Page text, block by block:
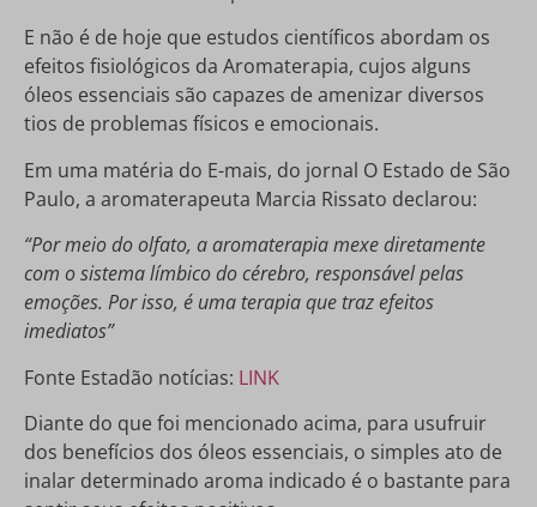
E não é de hoje que estudos científicos abordam os
efeitos fisiológicos da Aromaterapia, cujos alguns
óleos essenciais são capazes de amenizar diversos
tios de problemas físicos e emocionais.
Em uma matéria do E-mais, do jornal O Estado de São
Paulo, a aromaterapeuta Marcia Rissato declarou:
“Por meio do olfato, a aromaterapia mexe diretamente
com o sistema límbico do cérebro, responsável pelas
emoções. Por isso, é uma terapia que traz efeitos
imediatos”
Fonte Estadão notícias: LINK
Diante do que foi mencionado acima, para usufruir
dos benefícios dos óleos essenciais, o simples ato de
inalar determinado aroma indicado é o bastante para